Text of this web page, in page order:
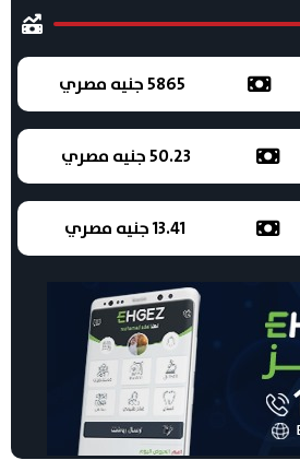
5865 جنيه مصري
50.23 جنيه مصري
13.41 جنيه مصري